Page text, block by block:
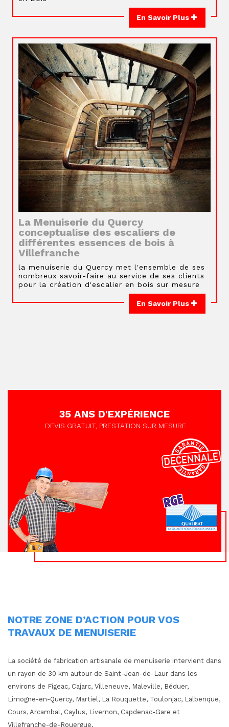
En Savoir Plus
La Menuiserie du Quercy
conceptualise des escaliers de
différentes essences de bois à
Villefranche
la menuiserie du Quercy met l'ensemble de ses
nombreux savoir-faire au service de ses clients
pour la création d'escalier en bois sur mesure
En Savoir Plus
35 ANS D'EXPÉRIENCE
DEVIS GRATUIT, PRESTATION SUR MESURE
NOTRE ZONE D’ACTION POUR VOS
TRAVAUX DE MENUISERIE
La société de fabrication artisanale de menuiserie intervient dans
un rayon de 30 km autour de Saint-Jean-de-Laur dans les
environs de Figeac, Cajarc, Villeneuve, Maleville, Béduer,
Limogne-en-Quercy, Martiel, La Rouquette, Toulonjac, Lalbenque,
Cours, Arcambal, Caylus, Livernon, Capdenac-Gare et
Villefranche-de-Rouergue.